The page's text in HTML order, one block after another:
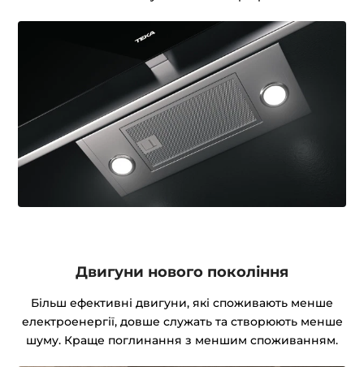
Двигуни нового покоління
Більш ефективні двигуни, які споживають менше
електроенергії, довше служать та створюють менше
шуму. Краще поглинання з меншим споживанням.